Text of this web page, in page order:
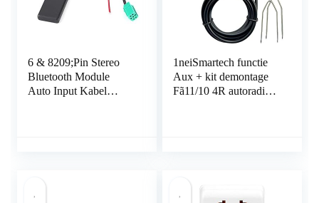
6 & 8209;Pin Stereo
Bluetooth Module
Auto Input Kabel
1neiSmartech functie
Aux + kit demontage
Fã11/10 4R autoradio